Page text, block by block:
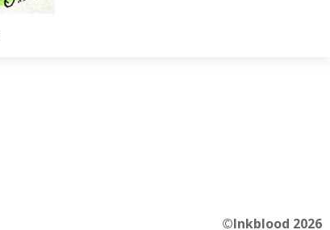
©Inkblood 2026